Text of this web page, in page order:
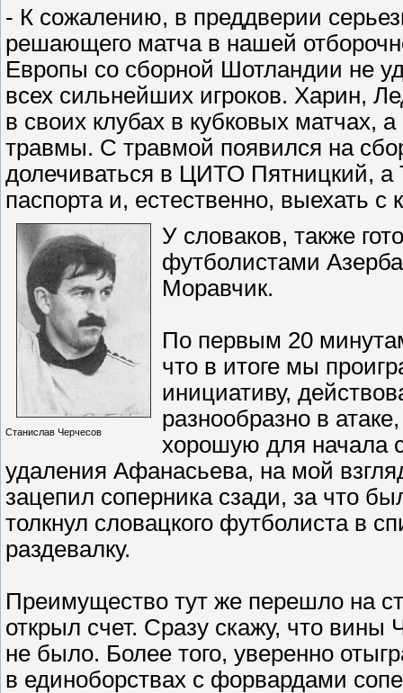
- К сожалению, в преддверии
решающего матча в нашей
Европы со сборной Шотландии не
всех сильнейших игроков. Харин,
в своих клубах в кубковых матчах,
травмы. С травмой появился на
долечиваться в ЦИТО Пятницкий, а
паспорта и, естественно, выехать с
Станислав Черчесов
У словаков, также
футболистами
Моравчик.
По первым 20
что в итоге мы
инициативу,
разнообразно в
хорошую для начала
удаления Афанасьева, на мой
зацепил соперника сзади, за что
толкнул словацкого футболиста в
раздевалку.
Преимущество тут же перешло на
открыл счет. Сразу скажу, что вины
не было. Более того, уверенно
в единоборствах с форвардами